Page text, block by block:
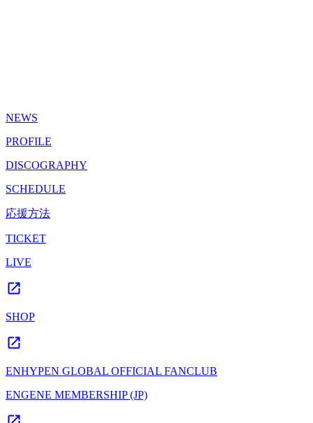
NEWS
PROFILE
DISCOGRAPHY
SCHEDULE
応援方法
TICKET
LIVE
SHOP
ENHYPEN GLOBAL OFFICIAL FANCLUB
ENGENE MEMBERSHIP (JP)